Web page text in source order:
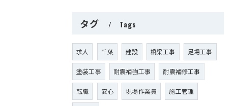
タグ Tags
求人 千葉 建設 橋梁工事 足場工事
塗装工事 耐震補強工事 耐震補修工事
転職 安心 現場作業員 施工管理